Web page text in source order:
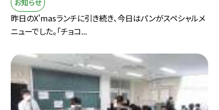
お知らせ
昨日のX'masランチに引き続き、今日はパンがスペシャルメ
ニューでした。「チョコ...